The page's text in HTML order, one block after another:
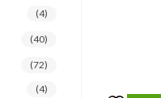
(4)
(40)
(72)
(4)